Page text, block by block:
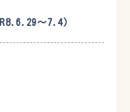
〜7.4）